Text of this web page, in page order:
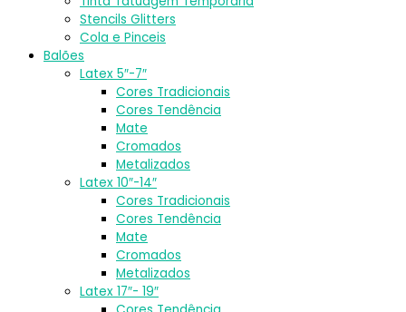
Stencils Glitters
Cola e Pinceis
Balões
Latex 5″-7″
Cores Tradicionais
Cores Tendência
Mate
Cromados
Metalizados
Latex 10″-14″
Cores Tradicionais
Cores Tendência
Mate
Cromados
Metalizados
Latex 17″- 19″